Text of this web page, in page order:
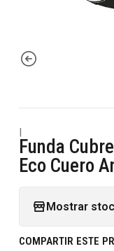
|
Funda
Eco Cuero
Mostrar
COMPARTIR ESTE